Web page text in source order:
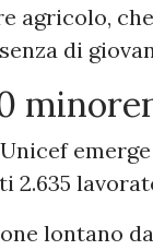
agricolo,
di
2.635
lontano